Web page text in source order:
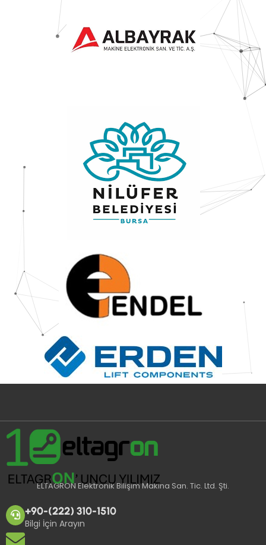
ELTAGRON Elektronik Bilişim Makina San. Tic. Ltd. Şti.
+90-(222) 310-1510
Bilgi İçin Arayın